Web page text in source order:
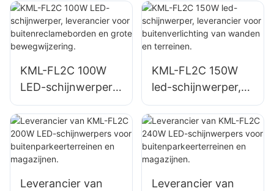
buitenreclamebord
en en grote
bewegwijzering.
KML-FL2C 100W
LED-schijnwerper,
leverancier voor
buitenreclamebord
en en grote
bewegwijzering.
KML-FL2C 150W
led-schijnwerper,
leverancier voor
buitenverlichting
van wanden en
terreinen.
Leverancier van
Leverancier van